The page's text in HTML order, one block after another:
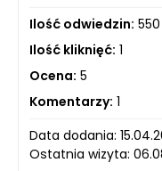
Ilość odwiedzin: 550
Ilość kliknięć: 1
Ocena: 5
Komentarzy: 1
Data dodania:
Ostatnia wizyta: